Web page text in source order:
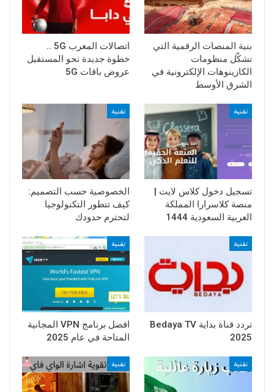
بنية المنصات الرقمية التي
تشكّل منظومات
الكازينوهات الإلكترونية في
الشرق الأوسط
اتصالات المغرب 5G ..
خطوة جديدة نحو المستقبل
عروض باقات 5G
تقنية
تسجيل دخول كلاس لايت |
منصة كلاسرارا المملكة
العربية السعودية 1444
تقنية
الخصوصية حسب التصميم:
كيف تتطور التكنولوجيا
لتحترم حدودك
تقنية
تردد قناة بداية Bedaya TV
2025
تقنية
افضل برنامج VPN المجانية
المتاحة في عام 2025
تقنية تقنية